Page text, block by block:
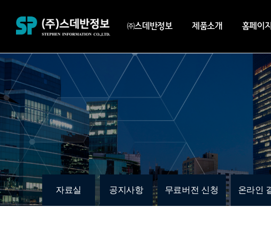
㈜스데반정보 제품소개 홈페이지
자료실 공지사항 무료버전 신청 온라인